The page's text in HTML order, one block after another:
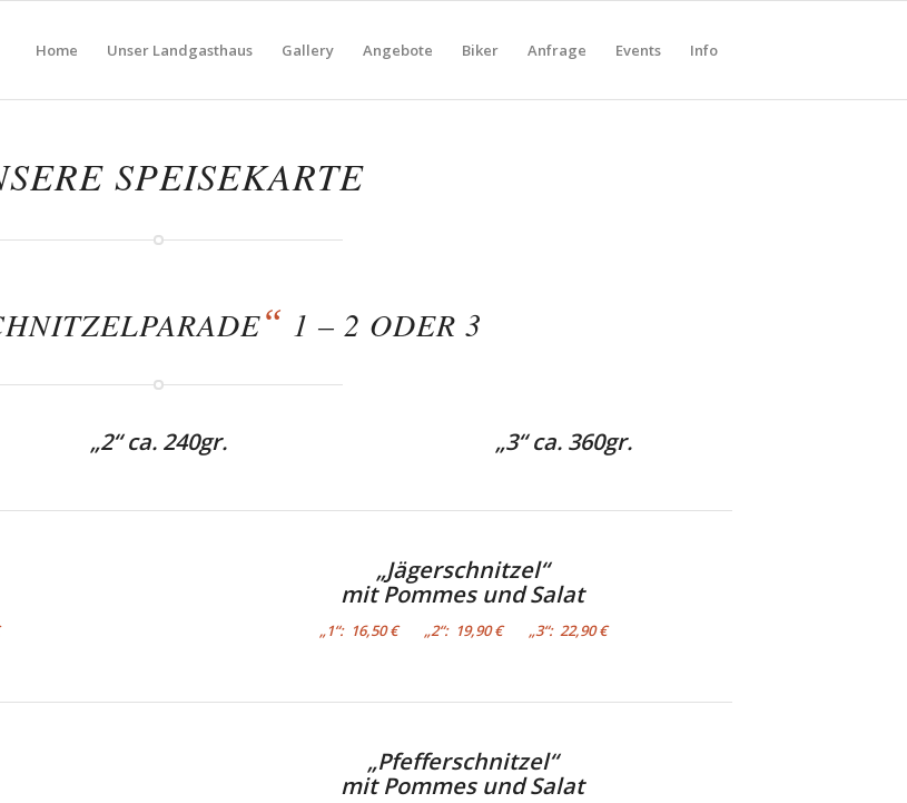
Home Unser Landgasthaus Gallery Angebote Biker Anfrage Events Info
SPEISEKARTE
“ 1 – 2 ODER 3
„2“ ca. 240gr. „3“ ca. 360gr.
„Jägerschnitzel“
mit Pommes und Salat
„1“: 16,50 € „2“: 19,90 € „3“: 22,90 €
„Pfefferschnitzel“
mit Pommes und Salat